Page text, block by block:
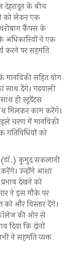
देहरादून के बीच
को लेकर एक
कैंपस के
अधिकारियों ने एक
करने पर सहमति
मानविकी सहित योग
साथ देंगे। गढ़वाली
ही स्टूडेंट्स
मिलकर काम करेंगे।
चरण में मानविकी
को
(डॉ.) कुमुद सकलानी
उन्होंने आशा
देखने को
ने इस मौके पर
और विस्तार देंगे।
कॉलेज की ओर से
दिया कि दोनों
ने सहमति व्यक्त